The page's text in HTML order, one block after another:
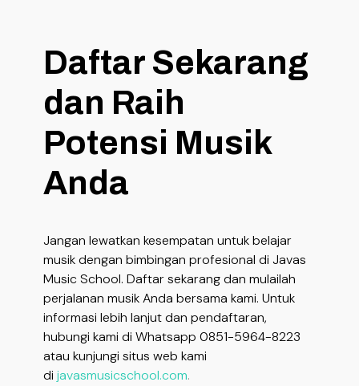
Daftar Sekarang
dan Raih
Potensi Musik
Anda
Jangan lewatkan kesempatan untuk belajar
musik dengan bimbingan profesional di Javas
Music School. Daftar sekarang dan mulailah
perjalanan musik Anda bersama kami. Untuk
informasi lebih lanjut dan pendaftaran,
hubungi kami di Whatsapp 0851-5964-8223
atau kunjungi situs web kami
di javasmusicschool.com.